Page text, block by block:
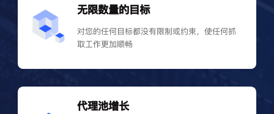
无限数量的目标
对您的任何目标都没有限制或约束，使任何抓
取工作更加顺畅
代理池增长